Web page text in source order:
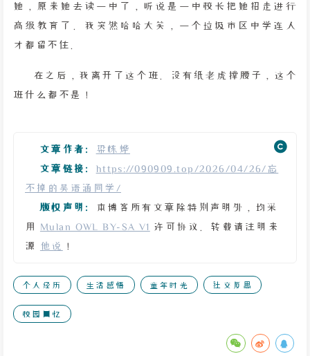
她，原来她去读一中了，听说是一中校长把她招走进行
高级教育了。我突然哈哈大笑，一个垃圾市区中学连人
才都留不住。
在之后，我离开了这个班。没有纸老虎撑腰子，这个
班什么都不是！
文章作者:
梁栋烨
文章链接:
https://090909.top/2026/04/26/忘
不掉的吴语涵同学/
版权声明:
本博客所有文章除特别声明外，均采
用 Mulan OWL BY-SA V1 许可协议。转载请注明来
源 他说 ！
个人经历 生活感悟 童年时光 社交反思
校园回忆